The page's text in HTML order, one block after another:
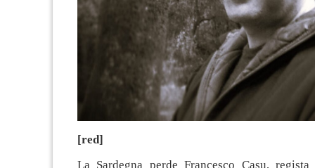
[red]
La Sardegna perde Francesco Casu,